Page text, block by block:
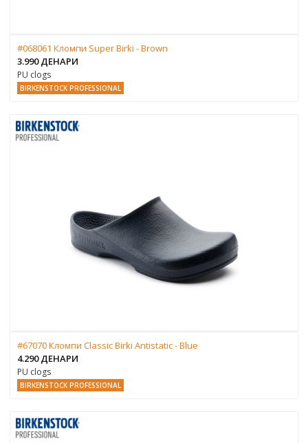
#068061 Кломпи Super Birki - Brown
3.990 ДЕНАРИ
PU clogs
BIRKENSTOCK PROFESSIONAL
#67070 Кломпи Classic Birki Antistatic - Blue
4.290 ДЕНАРИ
PU clogs
BIRKENSTOCK PROFESSIONAL